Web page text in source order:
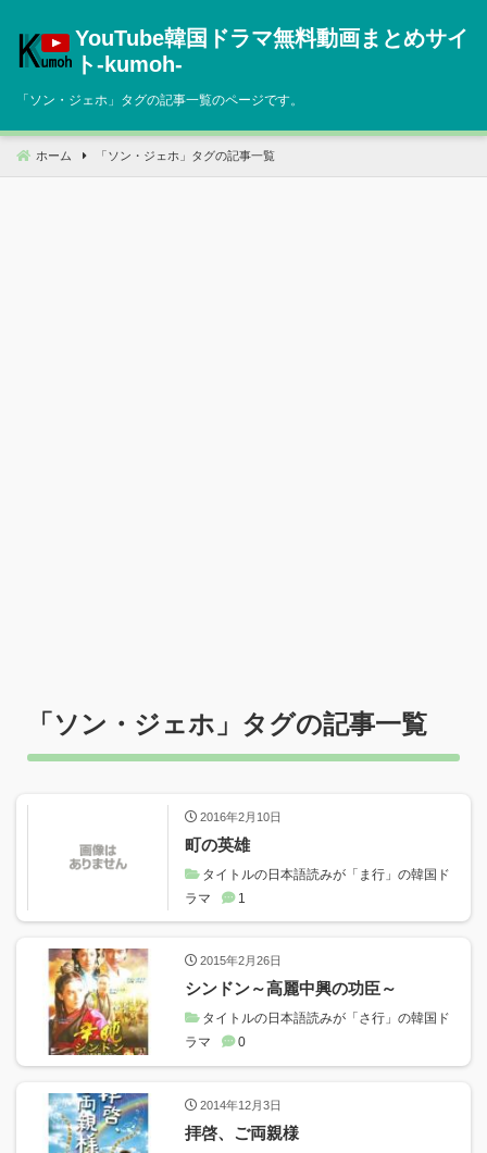
へ
動
YouTube韓国ドラマ無料動画まとめサイ
ト‐kumoh‐
「ソン・ジェホ 」タグの記事一覧のページです。
ホーム 「 ソン・ジェホ 」タグの記事一覧
「ソン・ジェホ 」タグの記事一覧
2016年2月10日
町の英雄
タイトルの日本語読みが「ま行」の韓国ド
ラマ
1
2015年2月26日
シンドン～高麗中興の功臣～
タイトルの日本語読みが「さ行」の韓国ド
ラマ
0
2014年12月3日
拝啓、ご両親様